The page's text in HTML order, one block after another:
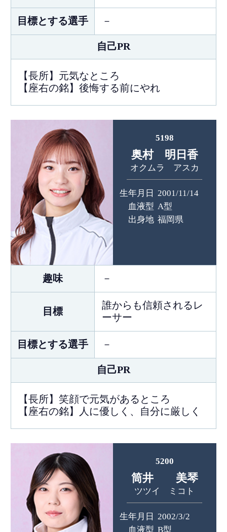
目標とする選手 －
自己PR
【長所】元気なところ
【座右の銘】後悔する前にやれ
5198
奥村 明日香
オクムラ アスカ
生年月日 2001/11/14
血液型 A型
出身地 福岡県
趣味 －
目標
誰からも信頼されるレ
ーサー
目標とする選手 －
自己PR
【長所】笑顔で元気があるところ
【座右の銘】人に優しく、自分に厳しく
5200
筒井 美琴
ツツイ ミコト
生年月日
2002/3/2
血液型 B型